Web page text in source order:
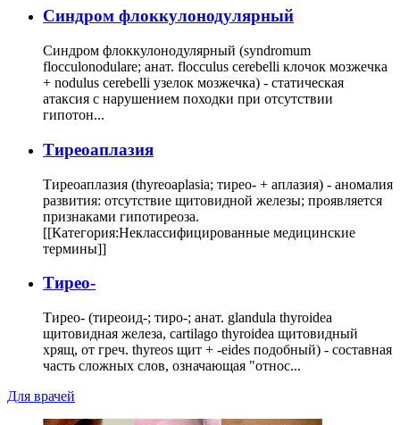
Cиндром флоккулонодулярный
Синдром флоккулонодулярный (syndromum
flocculonodulare; анат. flocculus cerebelli клочок мозжечка
+ nodulus cerebelli узелок мозжечка) - статическая
атаксия с нарушением походки при отсутствии
гипотон...
Тиреоаплазия
Тиреоаплазия (thyreoaplasia; тирео- + аплазия) - аномалия
развития: отсутствие щитовидной железы; проявляется
признаками гипотиреоза.
[[Категория:Неклассифицированные медицинские
термины]]
Тирео-
Тирео- (тиреоид-; тиро-; анат. glandula thyroidea
щитовидная железа, cartilago thyroidea щитовидный
хрящ, от греч. thyreos щит + -eides подобный) - составная
часть сложных слов, означающая "относ...
Для врачей